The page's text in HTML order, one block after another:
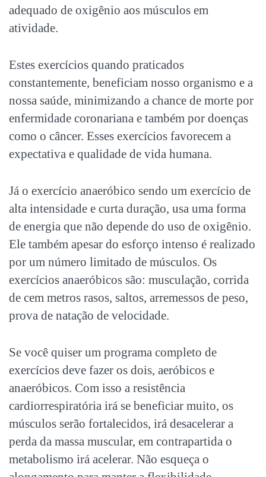
adequado de oxigênio aos músculos em
atividade.
Estes exercícios quando praticados
constantemente, beneficiam nosso organismo e a
nossa saúde, minimizando a chance de morte por
enfermidade coronariana e também por doenças
como o câncer. Esses exercícios favorecem a
expectativa e qualidade de vida humana.
Já o exercício anaeróbico sendo um exercício de
alta intensidade e curta duração, usa uma forma
de energia que não depende do uso de oxigênio.
Ele também apesar do esforço intenso é realizado
por um número limitado de músculos. Os
exercícios anaeróbicos são: musculação, corrida
de cem metros rasos, saltos, arremessos de peso,
prova de natação de velocidade.
Se você quiser um programa completo de
exercícios deve fazer os dois, aeróbicos e
anaeróbicos. Com isso a resistência
cardiorrespiratória irá se beneficiar muito, os
músculos serão fortalecidos, irá desacelerar a
perda da massa muscular, em contrapartida o
metabolismo irá acelerar. Não esqueça o